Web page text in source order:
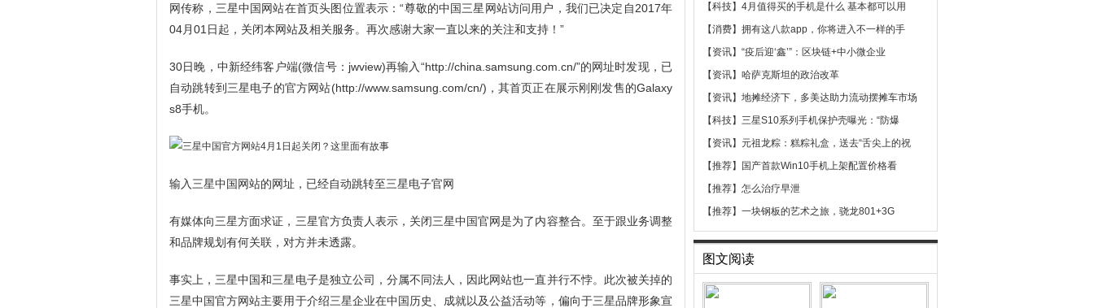
网传称，三星中国网站在首页头图位置表示：“尊敬的中国三星网站访问用户，我们已决定自2017年
04月01日起，关闭本网站及相关服务。再次感谢大家一直以来的关注和支持！”
30日晚，中新经纬客户端(微信号：jwview)再输入“http://china.samsung.com.cn/”的网址时发现，已
自动跳转到三星电子的官方网站(http://www.samsung.com/cn/)，其首页正在展示刚刚发售的Galaxy
s8手机。
输入三星中国网站的网址，已经自动跳转至三星电子官网
有媒体向三星方面求证，三星官方负责人表示，关闭三星中国官网是为了内容整合。至于跟业务调整
和品牌规划有何关联，对方并未透露。
事实上，三星中国和三星电子是独立公司，分属不同法人，因此网站也一直并行不悖。此次被关掉的
三星中国官方网站主要用于介绍三星企业在中国历史、成就以及公益活动等，偏向于三星品牌形象宣
【科技】 4月值得买的手机是什么 基本都可以用
【消费】 拥有这八款app，你将进入不一样的手
【资讯】 “疫后迎‘鑫’”：区块链+中小微企业
【资讯】 哈萨克斯坦的政治改革
【资讯】 地摊经济下，多美达助力流动摆摊车市场
【科技】 三星S10系列手机保护壳曝光：“防爆
【资讯】 元祖龙粽：糕粽礼盒，送去“舌尖上的祝
【推荐】
国产首款Win10手机上架配置价格看
【推荐】 怎么治疗早泄
【推荐】 一块钢板的艺术之旅，骁龙801+3G
图文阅读